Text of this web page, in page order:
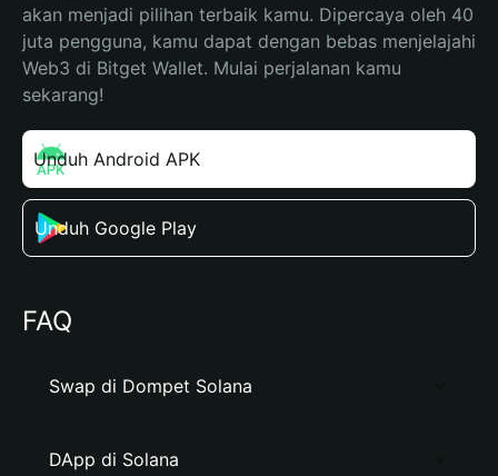
akan menjadi pilihan terbaik kamu. Dipercaya oleh 40
juta pengguna, kamu dapat dengan bebas menjelajahi
Web3 di Bitget Wallet. Mulai perjalanan kamu
sekarang!
Unduh Android APK
Unduh Google Play
FAQ
Swap di Dompet Solana
DApp di Solana